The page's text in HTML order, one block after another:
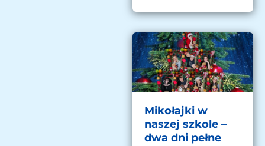
Mikołajki w
naszej szkole –
dwa dni pełne